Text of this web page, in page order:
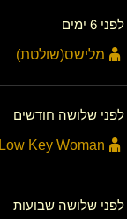
לפני 6 ימים
מלישס​(שולטת)
לפני שלושה חודשים
Low Key Woman
לפני שלושה שבועות